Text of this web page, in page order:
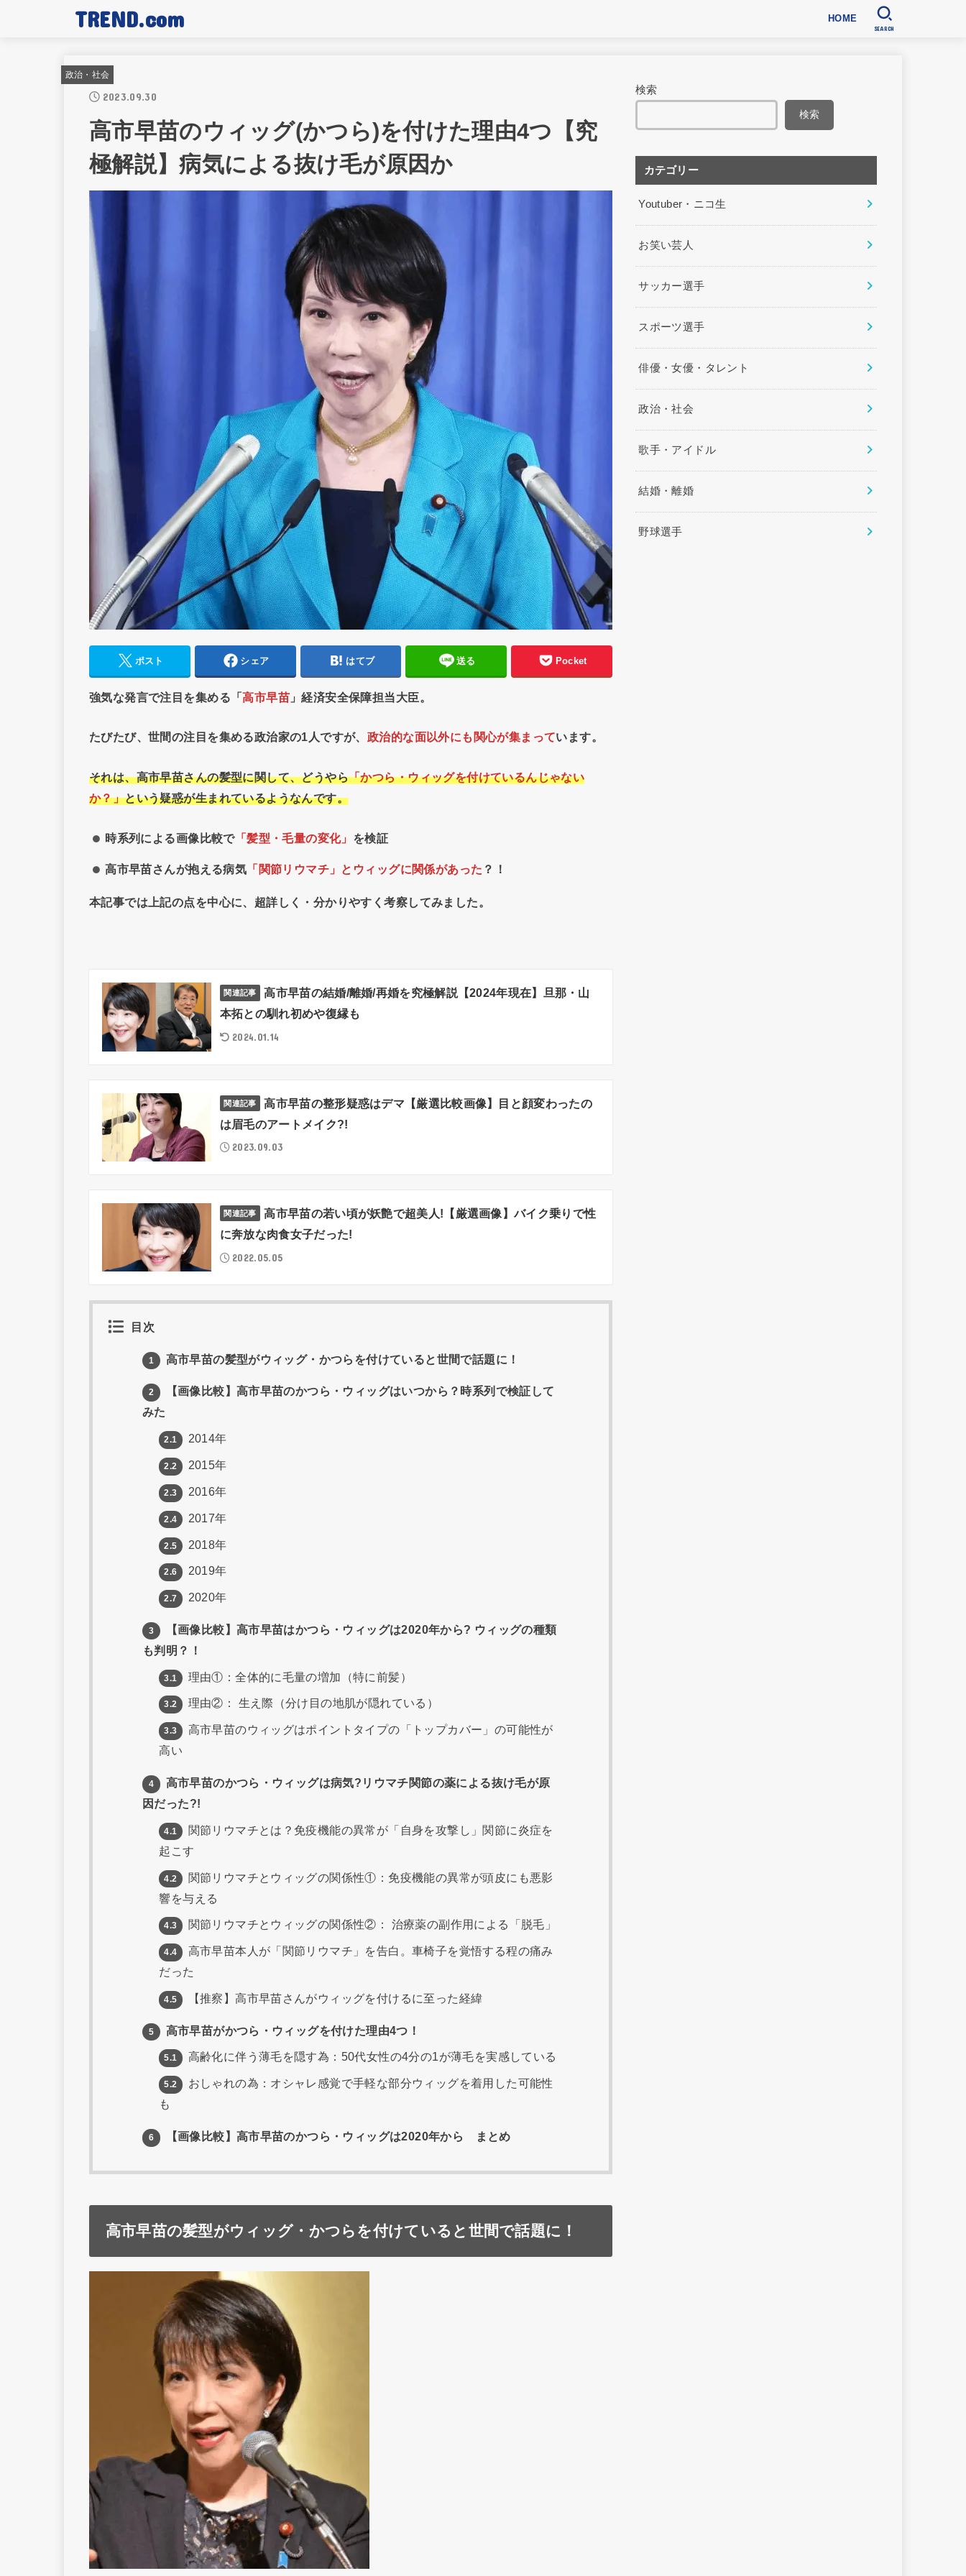
TREND.com HOME
SEARCH
政治・社会
2023.09.30
高市早苗のウィッグ(かつら)を付けた理由4つ【究
極解説】病気による抜け毛が原因か
ポスト シェア はてブ 送る Pocket
強気な発言で注目を集める「高市早苗 」経済安全保障担当大臣。
たびたび、世間の注目を集める政治家の1人ですが、 政治的な面以外にも関心が集まっています。
それは、高市早苗さんの髪型に関して、どうやら「かつら・ウィッグを付けているんじゃない
か？」という疑惑が生まれているようなんです。
時系列による画像比較で「髪型・毛量の変化」 を検証
高市早苗さんが抱える病気 「関節リウマチ」とウィッグに関係があった ？！
本記事では上記の点を中心に、超詳しく・分かりやすく考察してみました。
関連記事
高市早苗の結婚/離婚/再婚を究極解説【2024年現在】旦那・山
本拓との馴れ初めや復縁も
2024.01.14
関連記事
高市早苗の整形疑惑はデマ【厳選比較画像】目と顔変わったの
は眉毛のアートメイク?!
2023.09.03
関連記事
高市早苗の若い頃が妖艶で超美人!【厳選画像】バイク乗りで性
に奔放な肉食女子だった!
2022.05.05
目次
1 高市早苗の髪型がウィッグ・かつらを付けていると世間で話題に！
2
【画像比較】高市早苗のかつら・ウィッグはいつから？時系列で検証して
みた
2.1 2014年
2.2 2015年
2.3 2016年
2.4 2017年
2.5 2018年
2.6 2019年
2.7 2020年
3
【画像比較】高市早苗はかつら・ウィッグは2020年から? ウィッグの種類
も判明？！
3.1 理由①：全体的に毛量の増加（特に前髪）
3.2 理由②： 生え際（分け目の地肌が隠れている）
3.3
高市早苗のウィッグはポイントタイプの「トップカバー」の可能性が
高い
4
高市早苗のかつら・ウィッグは病気?リウマチ関節の薬による抜け毛が原
因だった?!
4.1
関節リウマチとは？免疫機能の異常が「自身を攻撃し」関節に炎症を
起こす
4.2
関節リウマチとウィッグの関係性①：免疫機能の異常が頭皮にも悪影
響を与える
4.3 関節リウマチとウィッグの関係性②： 治療薬の副作用による「脱毛」
4.4
高市早苗本人が「関節リウマチ」を告白。車椅子を覚悟する程の痛み
だった
4.5 【推察】高市早苗さんがウィッグを付けるに至った経緯
5 高市早苗がかつら・ウィッグを付けた理由4つ！
5.1 高齢化に伴う薄毛を隠す為：50代女性の4分の1が薄毛を実感している
5.2
おしゃれの為：オシャレ感覚で手軽な部分ウィッグを着用した可能性
も
6 【画像比較】高市早苗のかつら・ウィッグは2020年から まとめ
高市早苗の髪型がウィッグ・かつらを付けていると世間で話題に！
検索
検索
カテゴリー
Youtuber・ニコ生
お笑い芸人
サッカー選手
スポーツ選手
俳優・女優・タレント
政治・社会
歌手・アイドル
結婚・離婚
野球選手